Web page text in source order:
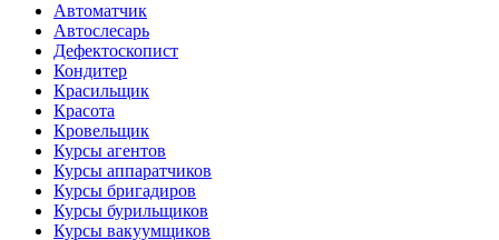
Автоматчик
Автослесарь
Дефектоскопист
Кондитер
Красильщик
Красота
Кровельщик
Курсы агентов
Курсы аппаратчиков
Курсы бригадиров
Курсы бурильщиков
Курсы вакуумщиков